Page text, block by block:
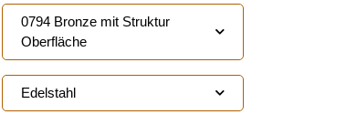
0794 Bronze mit Struktur
Oberfläche
Edelstahl